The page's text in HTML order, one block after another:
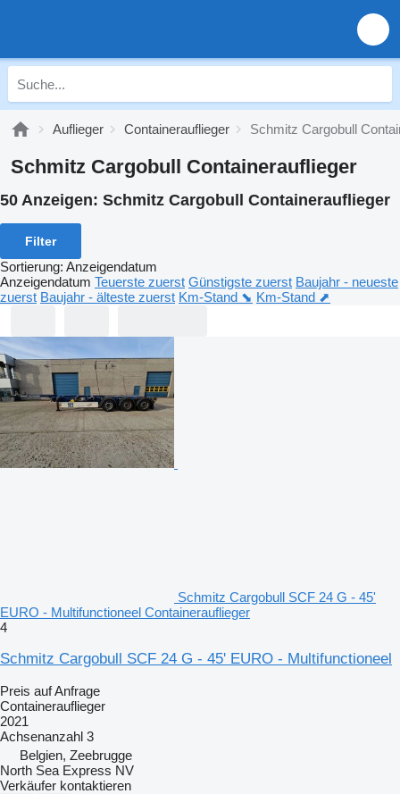
Auflieger Containerauflieger Schmitz Cargobull
Schmitz Cargobull Containerauflieger
50 Anzeigen: Schmitz Cargobull Containerauflieger
Filter
Sortierung: Anzeigendatum
Anzeigendatum Teuerste zuerst Günstigste zuerst Baujahr - neueste
zuerst Baujahr - älteste zuerst Km-Stand ⬊ Km-Stand ⬈
Schmitz Cargobull SCF 24 G - 45'
EURO - Multifunctioneel Containerauflieger
4
Schmitz Cargobull SCF 24 G - 45' EURO - Multifunctioneel
Preis auf Anfrage
Containerauflieger
2021
Achsenanzahl 3
Belgien, Zeebrugge
North Sea Express NV
Verkäufer kontaktieren